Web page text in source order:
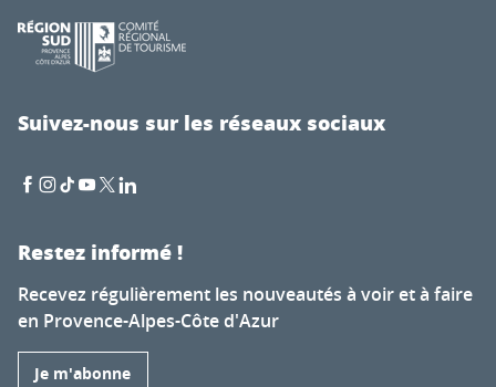
Suivez-nous sur les réseaux sociaux
Restez informé !
Recevez régulièrement les nouveautés à voir et à faire
en Provence-Alpes-Côte d'Azur
Je m'abonne